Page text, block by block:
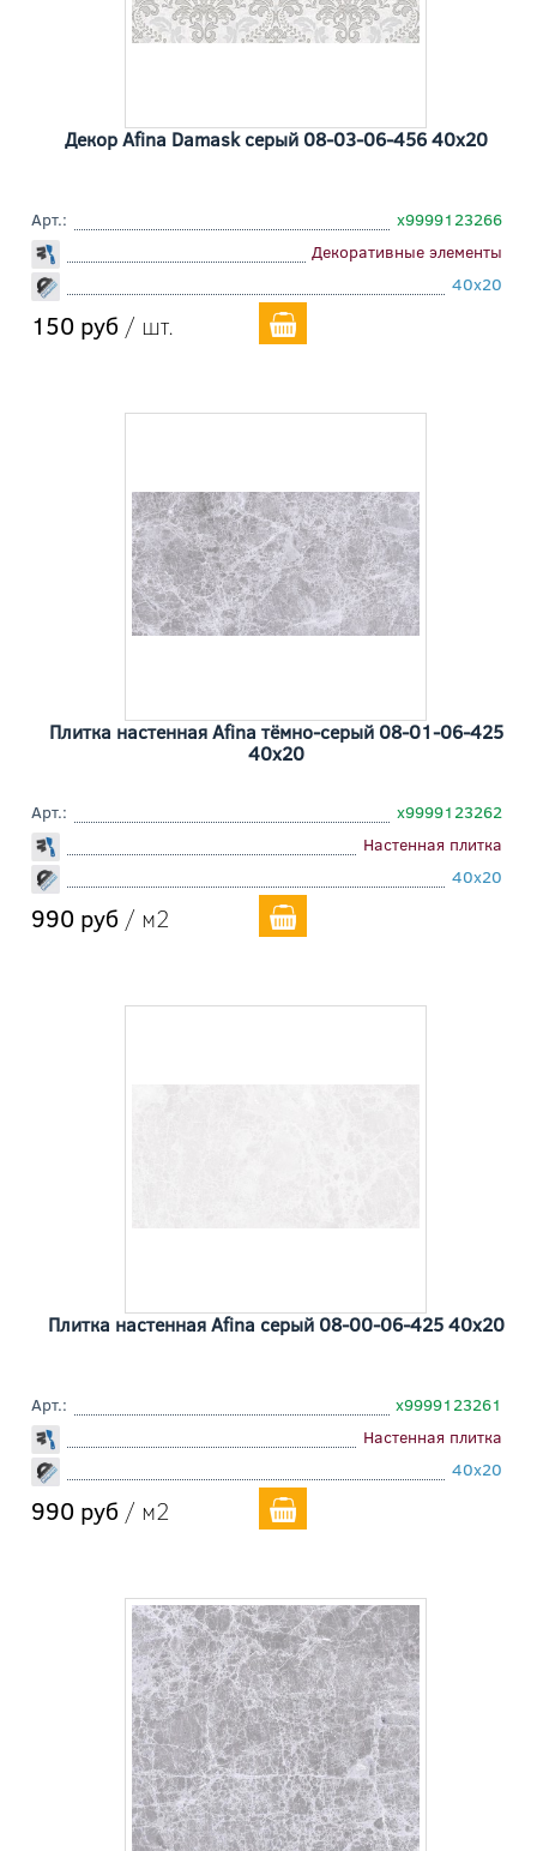
Декор Afina Damask серый 08-03-06-456 40x20
Арт.:
х9999123266
Декоративные элементы
40x20
150 руб / шт.
Плитка настенная Afina тёмно-серый 08-01-06-425
40x20
Арт.:
х9999123262
Настенная плитка
40x20
990 руб / м2
Плитка настенная Afina серый 08-00-06-425 40x20
Арт.:
х9999123261
Настенная плитка
40x20
990 руб / м2